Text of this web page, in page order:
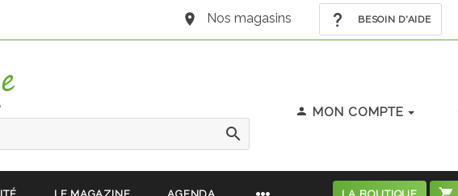
Nos magasins BESOIN D'AIDE
MON COMPTE
LE MAGAZINE AGENDA LA BOUTIQUE